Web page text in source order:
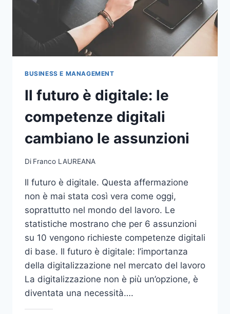
BUSINESS E MANAGEMENT
Il futuro è digitale: le
competenze digitali
cambiano le assunzioni
Di Franco LAUREANA
Il futuro è digitale. Questa affermazione
non è mai stata così vera come oggi,
soprattutto nel mondo del lavoro. Le
statistiche mostrano che per 6 assunzioni
su 10 vengono richieste competenze digitali
di base​. Il futuro è digitale: l’importanza
della digitalizzazione nel mercato del lavoro
La digitalizzazione non è più un’opzione, è
diventata una necessità….